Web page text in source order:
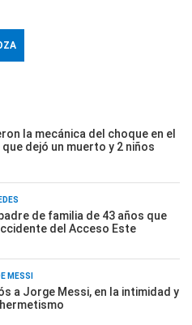
la mecánica del choque en el
dejó un muerto y 2 niños
de familia de 43 años que
del Acceso Este
MESSI
a Jorge Messi, en la intimidad y